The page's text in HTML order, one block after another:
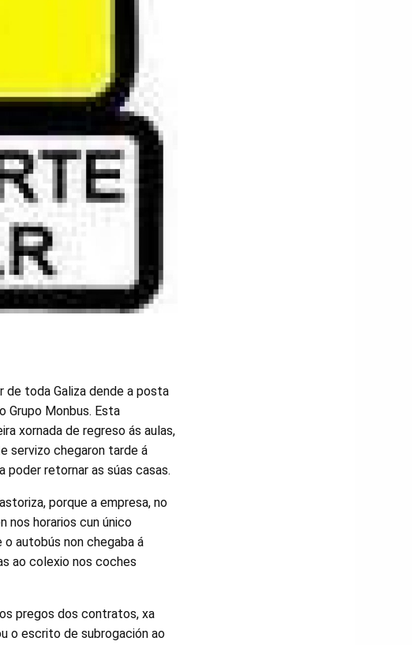
de toda Galiza dende a posta
Grupo Monbus. Esta
xornada de regreso ás aulas,
servizo chegaron tarde á
poder retornar as súas casas.
porque a empresa, no
nos horarios cun único
o autobús non chegaba á
ao colexio nos coches
pregos dos contratos, xa
o escrito de subrogación ao